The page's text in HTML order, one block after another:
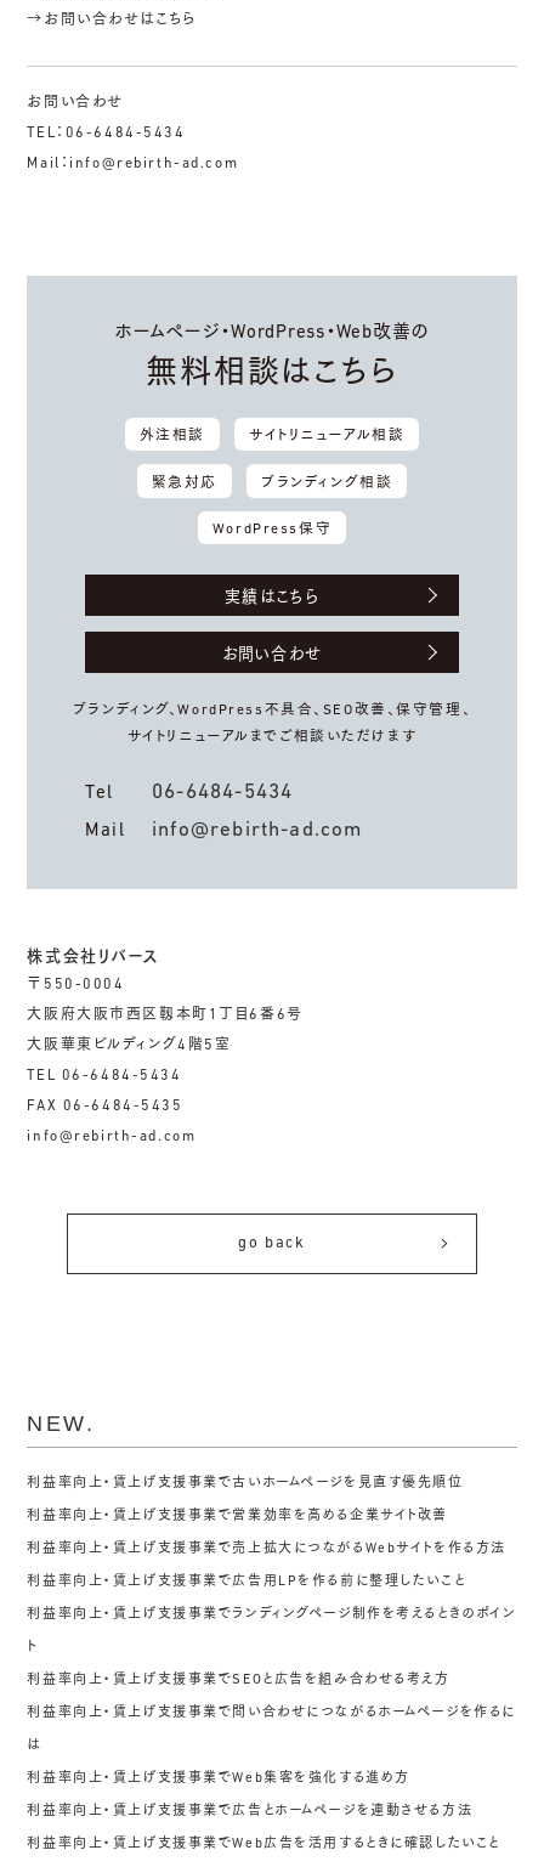
→お問い合わせはこちら
お問い合わせ
TEL：06-6484-5434
Mail：info@rebirth-ad.com
ホームページ・WordPress・Web改善の
無料相談はこちら
外注相談 サイトリニューアル相談
緊急対応 ブランディング相談
WordPress保守
実績はこちら
お問い合わせ
ブランディング、WordPress不具合、 SEO改善、保守管理、
サイトリニューアルまでご相談いただけます
Tel 06-6484-5434
Mail info@rebirth-ad.com
株式会社リバース
〒550-0004
大阪府大阪市西区靱本町1丁目6番6号
大阪華東ビルディング4階5室
TEL 06-6484-5434
FAX 06-6484-5435
info@rebirth-ad.com
go back
NEW.
利益率向上・賃上げ支援事業で古いホームページを見直す優先順位
利益率向上・賃上げ支援事業で営業効率を高める企業サイト改善
利益率向上・賃上げ支援事業で売上拡大につながるWebサイトを作る方法
利益率向上・賃上げ支援事業で広告用LPを作る前に整理したいこと
利益率向上・賃上げ支援事業でランディングページ制作を考えるときのポイン
ト
利益率向上・賃上げ支援事業でSEOと広告を組み合わせる考え方
利益率向上・賃上げ支援事業で問い合わせにつながるホームページを作るに
は
利益率向上・賃上げ支援事業でWeb集客を強化する進め方
利益率向上・賃上げ支援事業で広告とホームページを連動させる方法
利益率向上・賃上げ支援事業でWeb広告を活用するときに確認したいこと